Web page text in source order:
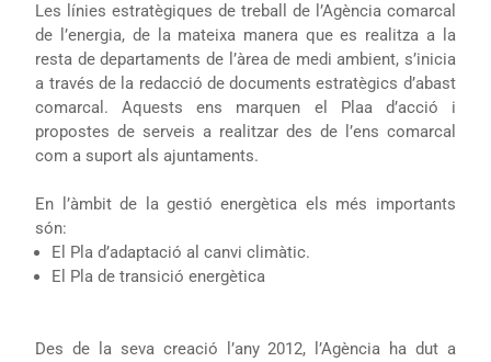
Les línies estratègiques de treball de l’Agència comarcal
de l’energia, de la mateixa manera que es realitza a la
resta de departaments de l’àrea de medi ambient, s’inicia
a través de la redacció de documents estratègics d’abast
comarcal. Aquests ens marquen el Plaa d’acció i
propostes de serveis a realitzar des de l’ens comarcal
com a suport als ajuntaments.
En l’àmbit de la gestió energètica els més importants
són:
El Pla d’adaptació al canvi climàtic.
El Pla de transició energètica
Des de la seva creació l’any 2012, l’Agència ha dut a